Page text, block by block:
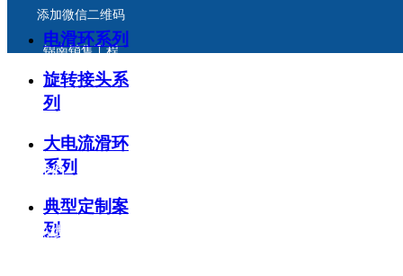
添加微信二维码
锦南销售工程
电滑环系列
旋转接头系
列
大电流滑环
系列
典型定制案
列
联系我们
销售热线：0755-82593509